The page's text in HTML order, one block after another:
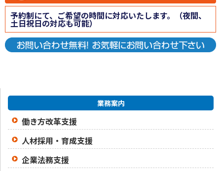
予約制にて、ご希望の時間に対応いたします。（夜間、
土日祝日の対応も可能）
業務案内
働き方改革支援
人材採用・育成支援
企業法務支援